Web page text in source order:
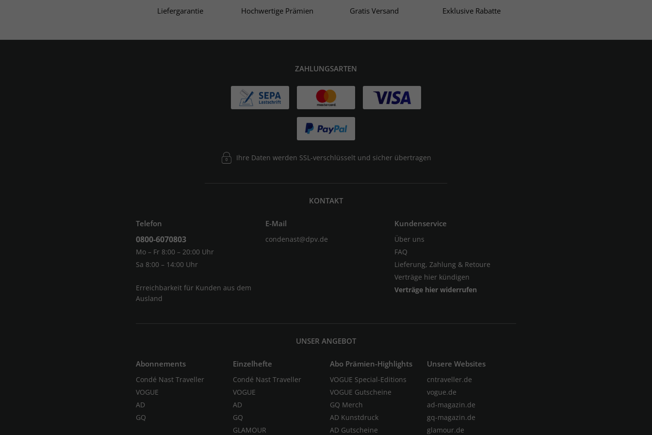
Liefergarantie Hochwertige Prämien Gratis Versand Exklusive Rabatte
ZAHLUNGSARTEN
Ihre Daten werden SSL-verschlüsselt und sicher übertragen
KONTAKT
Telefon
0800-6070803
Mo – Fr 8:00 – 20:00 Uhr
Sa 8:00 – 14:00 Uhr
Erreichbarkeit für Kunden aus dem
Ausland
E-Mail
condenast@dpv.de
Kundenservice
Über uns
FAQ
Lieferung, Zahlung & Retoure
Verträge hier kündigen
Verträge hier widerrufen
UNSER ANGEBOT
Abonnements
Condé Nast Traveller
VOGUE
AD
GQ
Einzelhefte
Condé Nast Traveller
VOGUE
AD
GQ
GLAMOUR
Abo Prämien-Highlights
VOGUE Special-Editions
VOGUE Gutscheine
GQ Merch
AD Kunstdruck
AD Gutscheine
Unsere Websites
cntraveller.de
vogue.de
ad-magazin.de
gq-magazin.de
glamour.de